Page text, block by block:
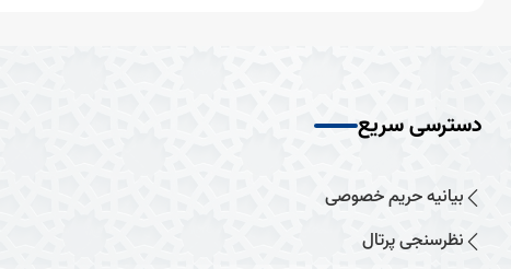
دسترسی سریع
بیانیه حریم خصوصی
نظرسنجی پرتال